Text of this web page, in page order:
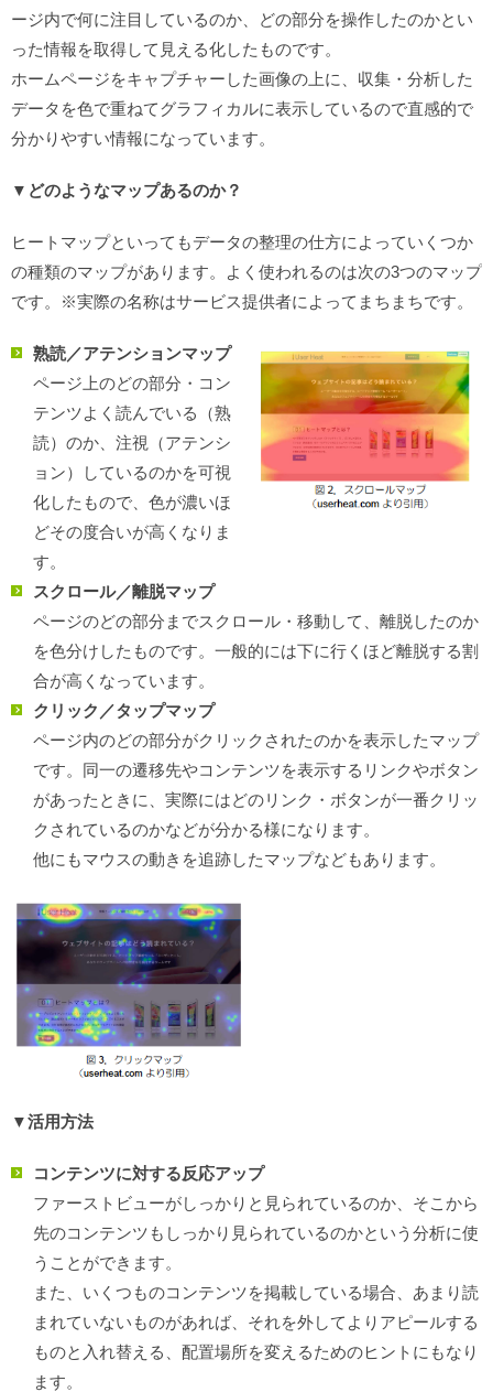
ージ内で何に注目しているのか、どの部分を操作したのかとい
った情報を取得して見える化したものです。
ホームページをキャプチャーした画像の上に、収集・分析した
データを色で重ねてグラフィカルに表示しているので直感的で
分かりやすい情報になっています。
▼どのようなマップあるのか？
ヒートマップといってもデータの整理の仕方によっていくつか
の種類のマップがあります。よく使われるのは次の3つのマップ
です。※実際の名称はサービス提供者によってまちまちです。
熟読／アテンションマップ
ページ上のどの部分・コン
テンツよく読んでいる（熟
読）のか、注視（アテンシ
ョン）しているのかを可視
化したもので、色が濃いほ
どその度合いが高くなりま
す。
スクロール／離脱マップ
ページのどの部分までスクロール・移動して、離脱したのか
を色分けしたものです。一般的には下に行くほど離脱する割
合が高くなっています。
クリック／タップマップ
ページ内のどの部分がクリックされたのかを表示したマップ
です。同一の遷移先やコンテンツを表示するリンクやボタン
があったときに、実際にはどのリンク・ボタンが一番クリッ
クされているのかなどが分かる様になります。
他にもマウスの動きを追跡したマップなどもあります。
▼活用方法
コンテンツに対する反応アップ
ファーストビューがしっかりと見られているのか、そこから
先のコンテンツもしっかり見られているのかという分析に使
うことができます。
また、いくつものコンテンツを掲載している場合、あまり読
まれていないものがあれば、それを外してよりアピールする
ものと入れ替える、配置場所を変えるためのヒントにもなり
ます。